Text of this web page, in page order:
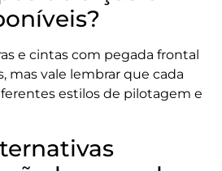
e cintas com pegada frontal
mas vale lembrar que cada
estilos de pilotagem e